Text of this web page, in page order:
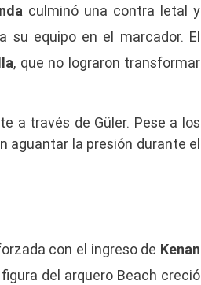
culminó una contra letal y
su equipo en el marcador. El
, que no lograron transformar
a través de Güler. Pese a los
aguantar la presión durante el
con el ingreso de Kenan
del arquero Beach creció